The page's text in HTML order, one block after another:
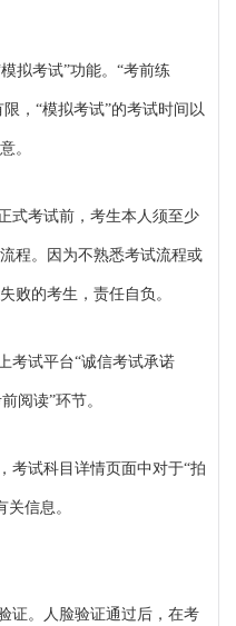
拟考试”功能。“考前练
，“模拟考试”的考试时间以
。
式考试前，考生本人须至少
程。因为不熟悉考试流程或
败的考生，责任自负。
考试平台“诚信考试承诺
阅读”环节。
考试科目详情页面中对于“拍
信息。
证。人脸验证通过后，在考